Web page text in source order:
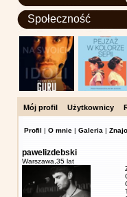
Społeczność
Mój profil Użytkownicy
Profil | O mnie | Galeria |
pawelizdebski
Warszawa, 35 lat